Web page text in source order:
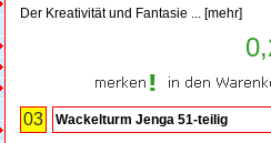
Der Kreativität und Fantasie ... [mehr]
03 Wackelturm Jenga 51-teilig